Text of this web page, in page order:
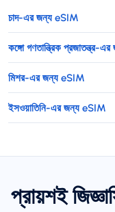
চাদ-এর জন্য eSIM
কঙ্গো গণতান্ত্রিক প্রজাতন্ত্র-
মিশর-এর জন্য eSIM
ইসওয়াতিনি-এর জন্য eSIM
প্রায়শই